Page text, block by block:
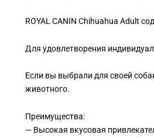
ROYAL CANIN Chihuahua Adult
Для удовлетворения
Если вы выбрали для своей
животного.
Преимущества:
— Высокая вкусовая